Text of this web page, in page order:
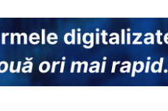
e
a
d
s
ail